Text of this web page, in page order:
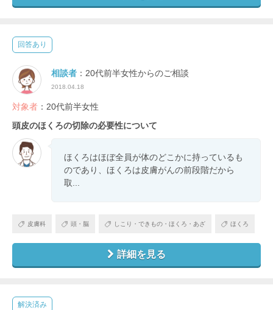
回答あり
相談者 ：20代前半女性からのご相談
2018.04.18
対象者 ：20代前半女性
頭皮のほくろの切除の必要性について
ほくろはほぼ全員が体のどこかに持っているも
のであり、ほくろは皮膚がんの前段階だから
取...
皮膚科 頭・脳 しこり・できもの・ほくろ・あざ ほくろ
詳細を見る
解決済み